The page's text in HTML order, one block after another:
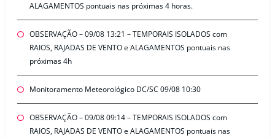
ALAGAMENTOS pontuais nas próximas 4 horas.
OBSERVAÇÃO – 09/08 13:21 – TEMPORAIS ISOLADOS com
RAIOS, RAJADAS DE VENTO e ALAGAMENTOS pontuais nas
próximas 4h
Monitoramento Meteorológico DC/SC 09/08 10:30
OBSERVAÇÃO – 09/08 09:14 – TEMPORAIS ISOLADOS com
RAIOS, RAJADAS DE VENTO e ALAGAMENTOS pontuais nas